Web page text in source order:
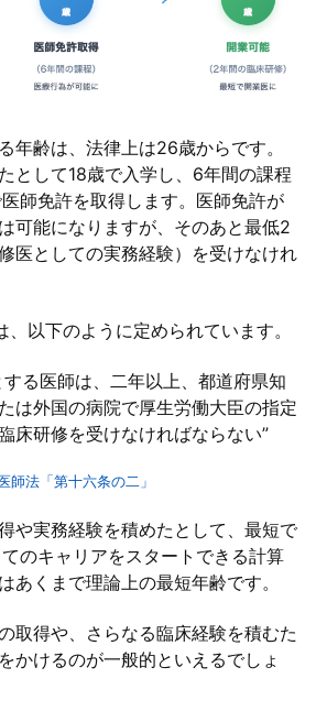
年齢は、法律上は26歳からです。
として18歳で入学し、6年間の課程
師免許を取得します。医師免許が
可能になりますが、そのあと最低2
医としての実務経験）を受けなけれ
以下のように定められています。
る医師は、二年以上、都道府県知
は外国の病院で厚生労働大臣の指定
床研修を受けなければならない”
法「第十六条の二」
や実務経験を積めたとして、最短で
のキャリアをスタートできる計算
あくまで理論上の最短年齢です。
取得や、さらなる臨床経験を積むた
かけるのが一般的といえるでしょ